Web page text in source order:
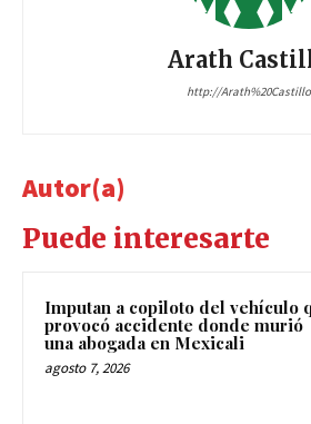
Arath
http://Arath%20Castillo
Autor(a)
Puede interesarte
Imputan a copiloto del vehículo
provocó accidente donde murió
una abogada en Mexicali
agosto 7, 2026